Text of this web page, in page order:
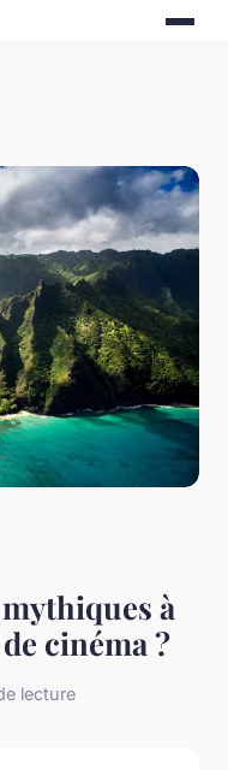
à
cinéma ?
lecture